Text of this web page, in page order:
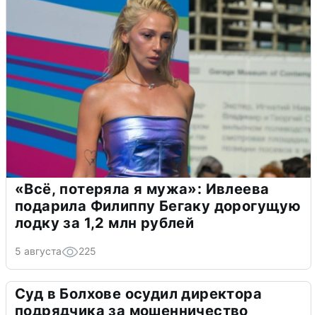
«Всё, потеряла я мужа»: Ивлеева
подарила Филиппу Бегаку дорогущую
лодку за 1,2 млн рублей
5 августа 225
Суд в Болхове осудил директора
подрядчика за мошенничество